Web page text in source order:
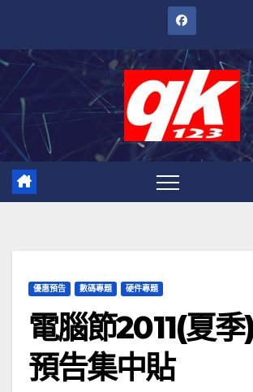
內
優惠預告 數碼專題 硬件專題
電腦節2011(夏
預告集中貼